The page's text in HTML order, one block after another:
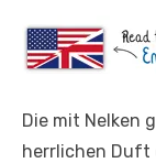
Die mit Nelken
herrlichen Duft